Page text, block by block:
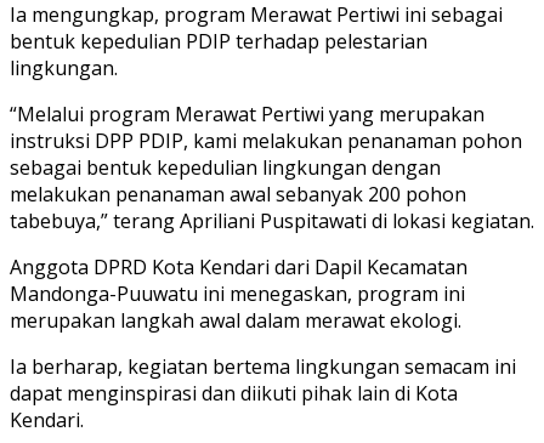
Ia mengungkap, program Merawat Pertiwi ini sebagai
bentuk kepedulian PDIP terhadap pelestarian
lingkungan.
“Melalui program Merawat Pertiwi yang merupakan
instruksi DPP PDIP, kami melakukan penanaman pohon
sebagai bentuk kepedulian lingkungan dengan
melakukan penanaman awal sebanyak 200 pohon
tabebuya,” terang Apriliani Puspitawati di lokasi kegiatan.
Anggota DPRD Kota Kendari dari Dapil Kecamatan
Mandonga-Puuwatu ini menegaskan, program ini
merupakan langkah awal dalam merawat ekologi.
Ia berharap, kegiatan bertema lingkungan semacam ini
dapat menginspirasi dan diikuti pihak lain di Kota
Kendari.